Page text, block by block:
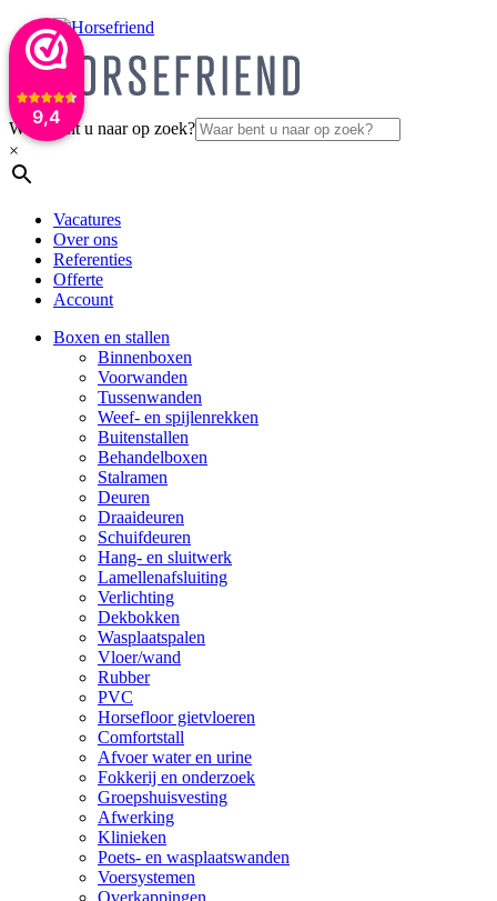
9,4
Waar bent u naar op zoek?
×
Vacatures
Over ons
Referenties
Offerte
Account
Boxen en stallen
Binnenboxen
Voorwanden
Tussenwanden
Weef- en spijlenrekken
Buitenstallen
Behandelboxen
Stalramen
Deuren
Draaideuren
Schuifdeuren
Hang- en sluitwerk
Lamellenafsluiting
Verlichting
Dekbokken
Wasplaatspalen
Vloer/wand
Rubber
PVC
Horsefloor gietvloeren
Comfortstall
Afvoer water en urine
Fokkerij en onderzoek
Groepshuisvesting
Afwerking
Klinieken
Poets- en wasplaatswanden
Voersystemen
Overkappingen